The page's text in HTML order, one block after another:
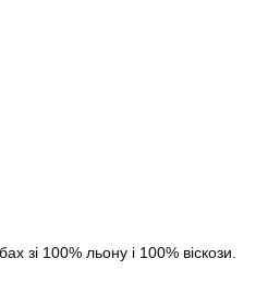
зі 100% льону і 100% віскози.